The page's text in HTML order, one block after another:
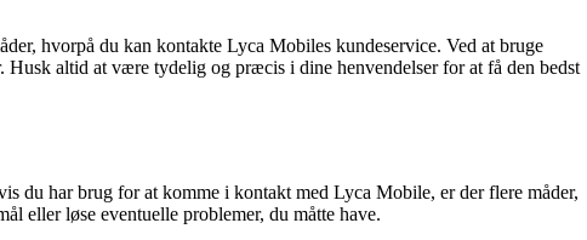
hvorpå du kan kontakte Lyca Mobiles kundeservice. Ved at bruge
altid at være tydelig og præcis i dine henvendelser for at få den bedst
du har brug for at komme i kontakt med Lyca Mobile, er der flere måder,
eller løse eventuelle problemer, du måtte have.